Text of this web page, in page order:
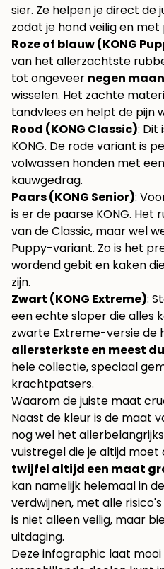
sier. Ze helpen je direct de
zodat je hond veilig en met
Roze of blauw (KONG
van het allerzachtste
tot ongeveer negen
wisselen. Het zachte
tandvlees en helpt de pijn
Rood (KONG Classic): Dit
KONG. De rode variant is
volwassen honden met
kauwgedrag.
Paars (KONG Senior):
is er de paarse KONG.
van de Classic, maar wel
Puppy-variant. Zo is het
wordend gebit en kaken
zijn.
Zwart (KONG Extreme):
een echte sloper die alles
zwarte Extreme-versie de
allersterkste en meest
hele collectie, speciaal
krachtpatsers.
Waarom de juiste maat
Naast de kleur is de maat
nog wel het
vuistregel die je altijd moet
twijfel altijd een maat
kan namelijk helemaal in
verdwijnen, met alle
is niet alleen veilig, maar
uitdaging.
Deze infographic laat mooi